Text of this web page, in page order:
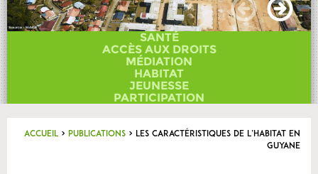
Offres d'emploi
Actualités
Newsletter
Contact
SANTÉ
ACCÈS AUX DROITS
MÉDIATION
HABITAT
JEUNESSE
PARTICIPATION
Accueil > Publications > Les caractéristiques de l’habitat en
Guyane